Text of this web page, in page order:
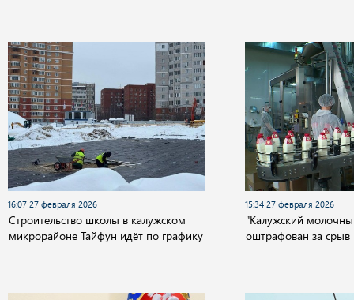
16:07 27 февраля 2026
Строительство школы в калужском
микрорайоне Тайфун идёт по графику
15:34 27 февраля 2026
"Калужский
оштрафован за срыв